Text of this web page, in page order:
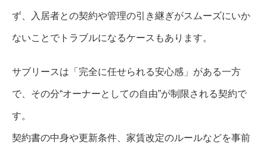
ず、入居者との契約や管理の引き継ぎがスムーズにいか
ないことでトラブルになるケースもあります。
サブリースは「完全に任せられる安心感」がある一方
で、その分“オーナーとしての自由”が制限される契約で
す。
契約書の中身や更新条件、家賃改定のルールなどを事前